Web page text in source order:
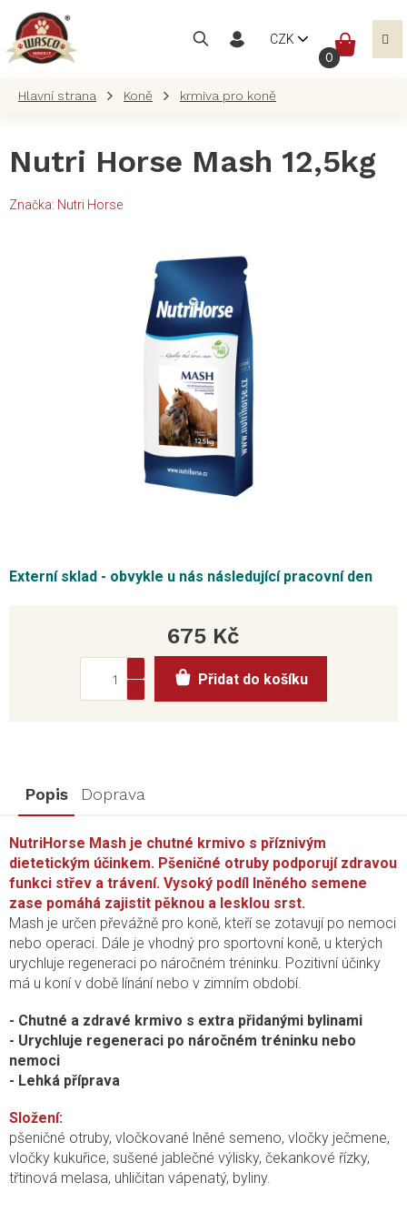
obsah
CZK
Koně krmiva pro koně
Nutri Horse Mash 12,5kg
Značka: Nutri Horse
Externí sklad - obvykle u nás následující pracovní den
675 Kč
cena:
Přidat do košíku
Popis Doprava
NutriHorse Mash je chutné krmivo s příznivým
dietetickým účinkem. Pšeničné otruby podporují zdravou
funkci střev a trávení. Vysoký podíl lněného semene
zase pomáhá zajistit pěknou a lesklou srst.
Mash je určen převážně pro koně, kteří se zotavují po nemoci
nebo operaci. Dále je vhodný pro sportovní koně, u kterých
urychluje regeneraci po náročném tréninku. Pozitivní účinky
má u koní v době línání nebo v zimním období.
- Chutné a zdravé krmivo s extra přidanými bylinami
- Urychluje regeneraci po náročném tréninku nebo
nemoci
- Lehká příprava
Složení:
pšeničné otruby, vločkované lněné semeno, vločky ječmene,
vločky kukuřice, sušené jablečné výlisky, čekankové řízky,
třtinová melasa, uhličitan vápenatý, byliny.